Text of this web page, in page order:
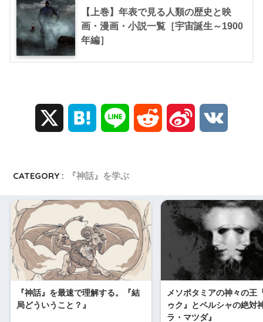
【上巻】年表で見る人類の歴史と映
画・漫画・小説一覧［宇宙誕生～1900
年編］
t
e
n
a
e d a
W
b
CATEGORY : 『神話』を学ぶ
『神話』を最速で理解する。『結
局どういうこと？』
メソポタミアの神々の王
ゥク』とペルシャの絶対
ラ・マツダ』